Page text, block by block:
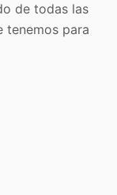
de todas las
tenemos para